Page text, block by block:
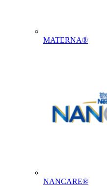
MATERNA®
NANCARE®